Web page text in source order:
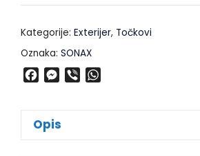
Kategorije: Exterijer, Točkovi
Oznaka: SONAX
e
b
M
s
Opis